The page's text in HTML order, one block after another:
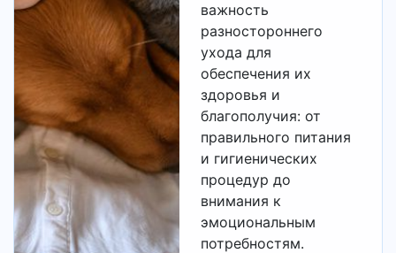
важность
разностороннего
ухода для
обеспечения их
здоровья и
благополучия: от
правильного питания
и гигиенических
процедур до
внимания к
эмоциональным
потребностям.